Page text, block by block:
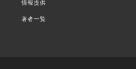
情報提供
著者一覧